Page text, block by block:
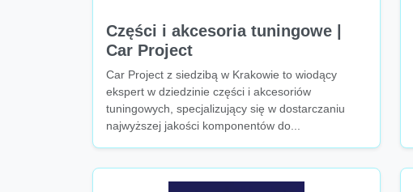
Części i akcesoria tuningowe |
Car Project
Car Project z siedzibą w Krakowie to wiodący
ekspert w dziedzinie części i akcesoriów
tuningowych, specjalizujący się w dostarczaniu
najwyższej jakości komponentów do...